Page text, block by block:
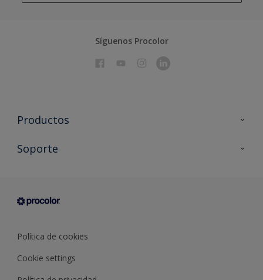
Síguenos Procolor
Productos
Todos los productos
Condiciones generales de venta
Soporte
Sobre Procolor
Política de cookies
Cookie settings